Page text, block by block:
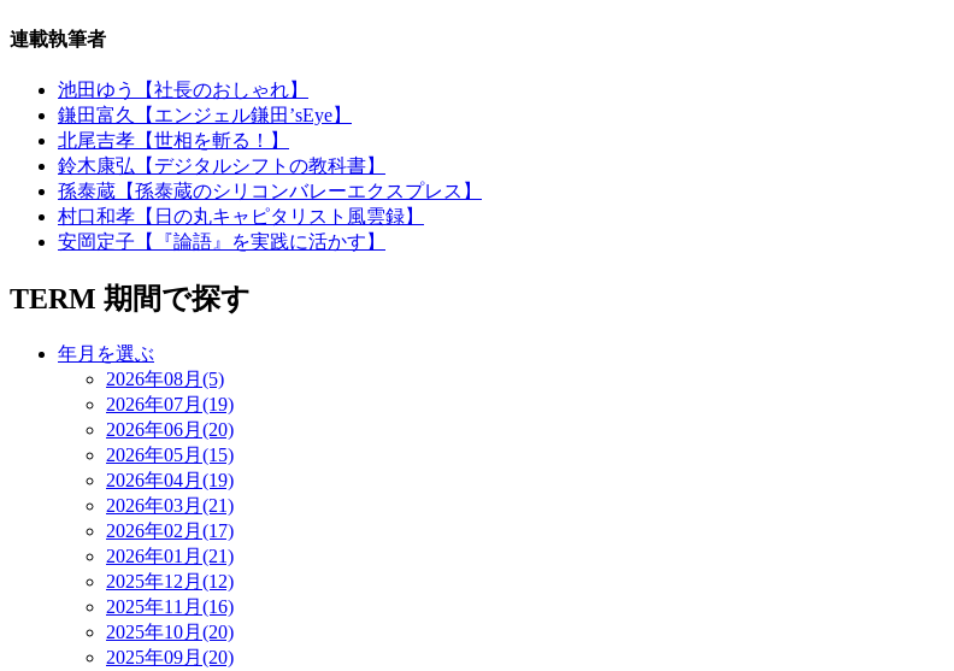
連載執筆者
池田ゆう【社長のおしゃれ】
鎌田富久【エンジェル鎌田’sEye】
北尾吉孝【世相を斬る！】
鈴木康弘【デジタルシフトの教科書】
孫泰蔵【孫泰蔵のシリコンバレーエクスプレス】
村口和孝【日の丸キャピタリスト風雲録】
安岡定子【『論語』を実践に活かす】
TERM 期間で探す
年月を選ぶ
2026年08月(5)
2026年07月(19)
2026年06月(20)
2026年05月(15)
2026年04月(19)
2026年03月(21)
2026年02月(17)
2026年01月(21)
2025年12月(12)
2025年11月(16)
2025年10月(20)
2025年09月(20)